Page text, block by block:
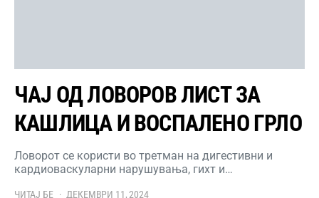
ЧАЈ ОД ЛОВОРОВ ЛИСТ ЗА
КАШЛИЦА И ВОСПАЛЕНО ГРЛО
Ловорот се користи во третман на дигестивни и
кардиоваскуларни нарушувања, гихт и…
ЧИТАЈ БЕ ДЕКЕМВРИ 11, 2024